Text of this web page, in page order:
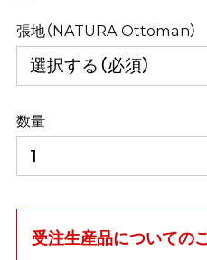
張地（NATURA Ottoman）
数量
受注生産品についての